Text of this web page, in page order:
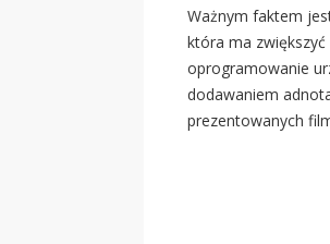
Ważnym faktem
która ma
oprogramowanie
dodawaniem
prezentowanych